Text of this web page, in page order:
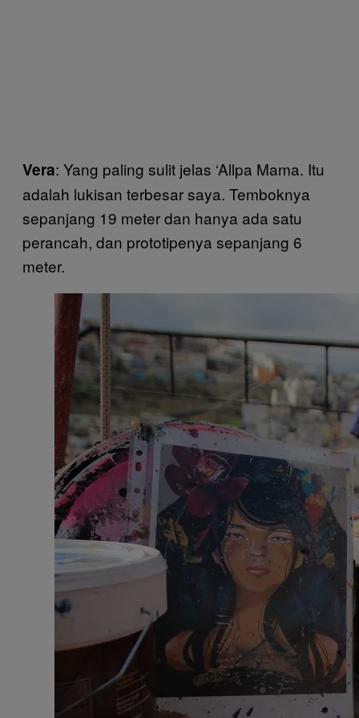
Vera: Yang paling sulit jelas ‘Allpa Mama. Itu
adalah lukisan terbesar saya. Temboknya
sepanjang 19 meter dan hanya ada satu
perancah, dan prototipenya sepanjang 6
meter.